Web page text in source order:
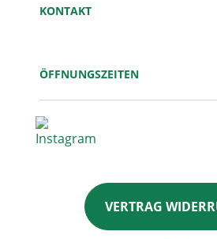
KONTAKT
ÖFFNUNGSZEITEN
VERTRAG